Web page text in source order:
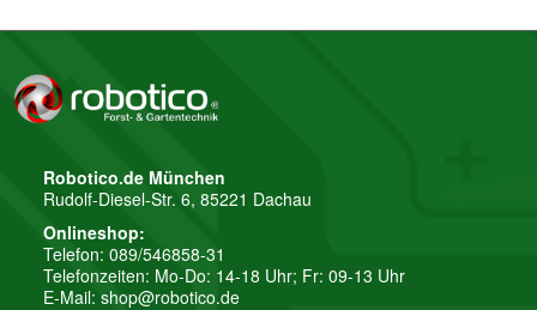
Robotico.de München
Rudolf-Diesel-Str. 6, 85221 Dachau
Onlineshop:
Telefon: 089/546858-31
Telefonzeiten: Mo-Do: 14-18 Uhr; Fr: 09-13 Uhr
E-Mail: shop@robotico.de